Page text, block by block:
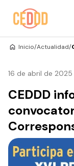
Inicio/Actualidad/
16 de abril de 2025
CEDDD